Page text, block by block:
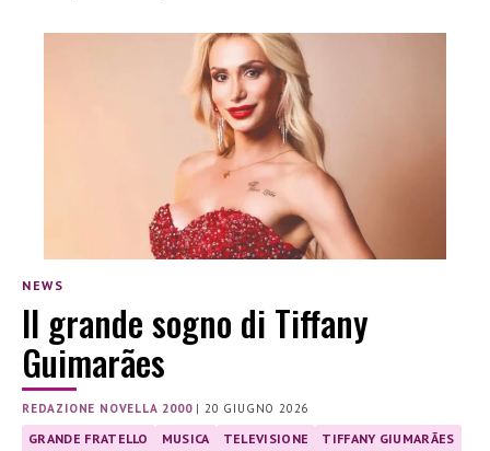
NEWS
Il grande sogno di Tiffany
Guimarães
REDAZIONE NOVELLA 2000|20 GIUGNO 2026
GRANDE FRATELLO MUSICA TELEVISIONE TIFFANY GIUMARÃES